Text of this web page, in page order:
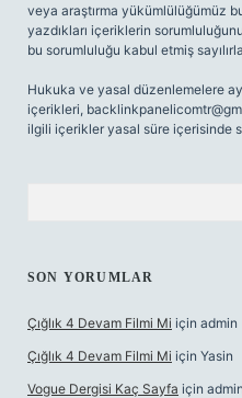
veya araştırma yükümlülüğümüz
yazdıkları içeriklerin
bu sorumluluğu kabul etmiş
Hukuka ve yasal düzenlemelere
içerikleri,
ilgili içerikler yasal süre içerisinde
SON YORUMLAR
Çığlık 4 Devam Filmi Mi için admin
Çığlık 4 Devam Filmi Mi için Yasin
Vogue Dergisi Kaç Sayfa için admin